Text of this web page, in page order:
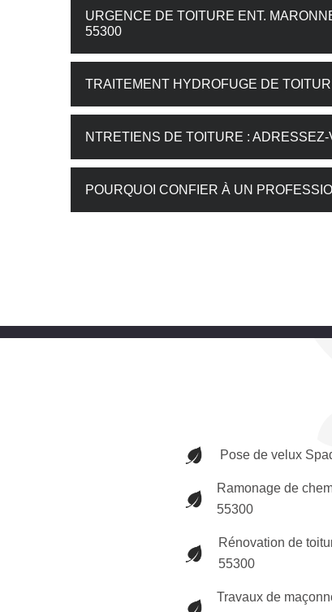
URGENCE DE TOITURE ENT.
55300
TRAITEMENT HYDROFUGE DE
NTRETIENS DE TOITURE :
POURQUOI CONFIER À UN
Pose de velux
Ramonage de
55300
Rénovation de
55300
Travaux de